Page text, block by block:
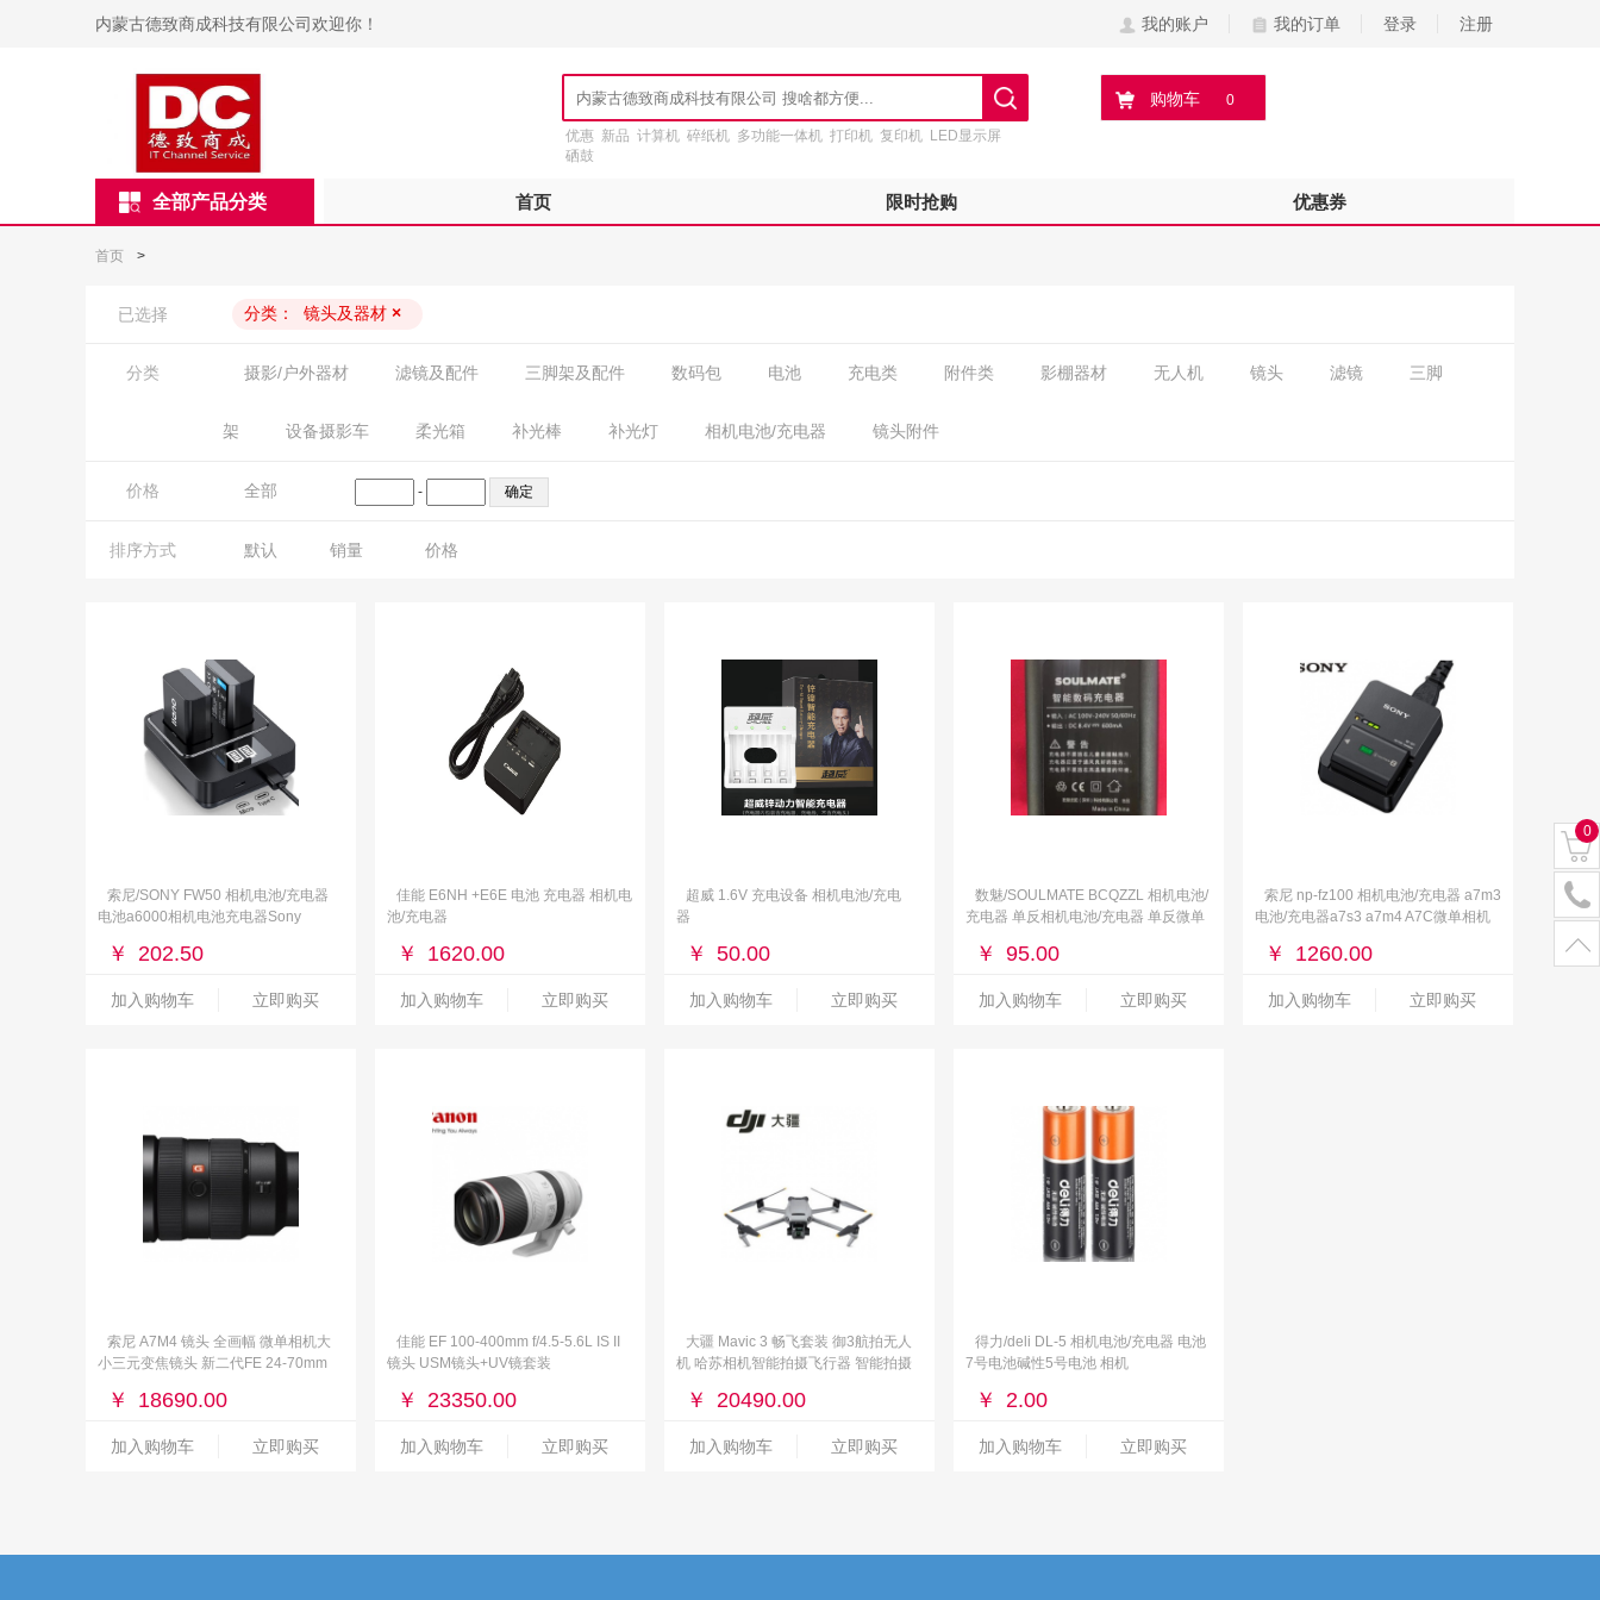
内蒙古德致商成科技有限公司欢迎你！ 我的账户 我的订单 登录 注册
购物车 0
优惠 新品 计算机 碎纸机 多功能一体机 打印机 复印机 LED显示屏
硒鼓
全部产品分类 首页 限时抢购 优惠券
首页 >
已选择 分类： 镜头及器材 ×
分类 摄影/户外器材 滤镜及配件 三脚架及配件 数码包 电池 充电类 附件类 影棚器材 无人机 镜头 滤镜 三脚
架 设备摄影车 柔光箱 补光棒 补光灯 相机电池/充电器 镜头附件
价格 全部 -
排序方式 默认 销量 价格
索尼/SONY FW50 相机电池/充电器
电池a6000相机电池充电器Sony
数码电池套装
￥ 202.50
加入购物车 立即购买
佳能 E6NH +E6E 电池 充电器 相机电
池/充电器
￥ 1620.00
加入购物车 立即购买
超威 1.6V 充电设备 相机电池/充电
器
￥ 50.00
加入购物车 立即购买
数魅/SOULMATE BCQZZL 相机电池/
充电器 单反相机电池/充电器 单反微单
￥ 95.00
加入购物车 立即购买
索尼 np-fz100 相机电池/充电器 a7m3
电池/充电器a7s3 a7m4 A7C微单相机
￥ 1260.00
加入购物车 立即购买
索尼 A7M4 镜头 全画幅 微单相机大
小三元变焦镜头 新二代FE 24-70mm
￥ 18690.00
加入购物车 立即购买
佳能 EF 100-400mm f/4.5-5.6L IS II
镜头 USM镜头+UV镜套装
￥ 23350.00
加入购物车 立即购买
大疆 Mavic 3 畅飞套装 御3航拍无人
机 哈苏相机智能拍摄飞行器 智能拍摄
￥ 20490.00
加入购物车 立即购买
得力/deli DL-5 相机电池/充电器 电池
7号电池碱性5号电池 相机
￥ 2.00
加入购物车 立即购买
0